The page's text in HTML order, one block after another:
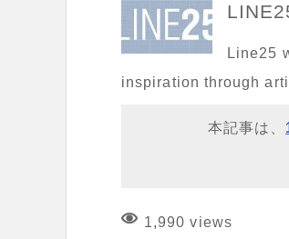
Line25
inspiration through
本記事は、
1,990 views